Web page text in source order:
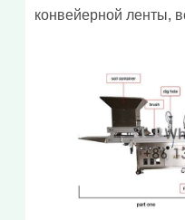
конвейерной ленты,